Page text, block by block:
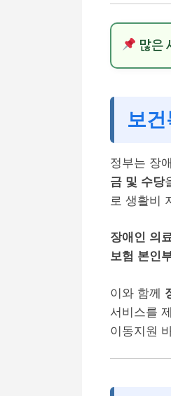
많은
보
정부는 장
금 및 수당
로 생활비
장애인 의
보험 본인
이와 함께
서비스를
이동지원